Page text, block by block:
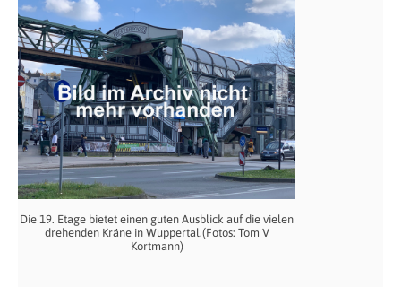
Die 19. Etage bietet einen guten Ausblick auf die vielen
drehenden Kräne in Wuppertal.(Fotos: Tom V
Kortmann)